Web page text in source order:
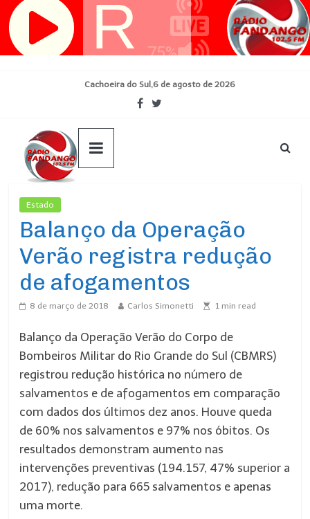
Pular
para
Cachoeira do Sul,6 de agosto de 2026
Estado
Balanço da Operação
Verão registra redução
de afogamentos
8 de março de 2018 Carlos Simonetti 1 min read
Balanço da Operação Verão do Corpo de
Bombeiros Militar do Rio Grande do Sul (CBMRS)
registrou redução histórica no número de
salvamentos e de afogamentos em comparação
com dados dos últimos dez anos. Houve queda
de 60% nos salvamentos e 97% nos óbitos. Os
resultados demonstram aumento nas
intervenções preventivas (194.157, 47% superior a
2017), redução para 665 salvamentos e apenas
uma morte.